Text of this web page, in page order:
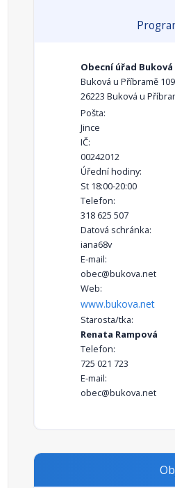
Obecní úřad
Buková u Příbramě 109
26223 Buková u
Pošta:
Jince
IČ:
00242012
Úřední hodiny:
St 18:00-20:00
Telefon:
318 625 507
Datová schránka:
iana68v
E-mail:
obec@bukova.net
Web:
www.bukova.net
Starosta/tka:
Renata Rampová
Telefon:
725 021 723
E-mail:
obec@bukova.net